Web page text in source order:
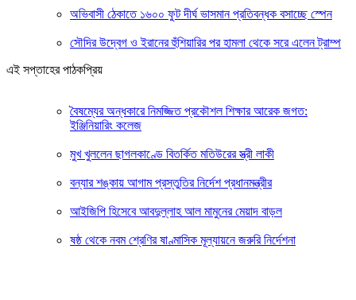
অভিবাসী ঠেকাতে ১৬০০ ফুট দীর্ঘ ভাসমান প্রতিবন্ধক বসাচ্ছে স্পেন
সৌদির উদ্বেগ ও ইরানের হুঁশিয়ারির পর হামলা থেকে সরে এলেন ট্রাম্প
এই সপ্তাহের পাঠকপ্রিয়
বৈষম্যের অন্ধকারে নিমজ্জিত প্রকৌশল শিক্ষার আরেক জগত:
ইঞ্জিনিয়ারিং কলেজ
মুখ খুললেন ছাগলকাণ্ডে বিতর্কিত মতিউরের স্ত্রী লাকী
বন্যার শঙ্কায় আগাম প্রস্তুতির নির্দেশ প্রধানমন্ত্রীর
আইজিপি হিসেবে আবদুল্লাহ আল মামুনের মেয়াদ বাড়ল
ষষ্ঠ থেকে নবম শ্রেণির ষাণ্মাসিক মূল্যায়নে জরুরি নির্দেশনা